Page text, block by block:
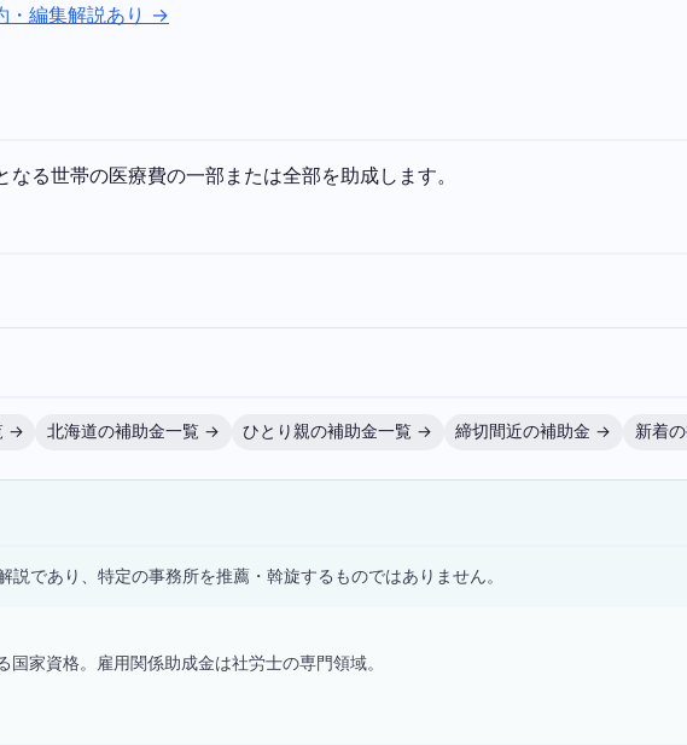
・編集解説あり →
る世帯の医療費の一部または全部を助成します。
→ 北海道の補助金一覧 → ひとり親の補助金一覧 → 締切間近の補助金 → 新着
であり、特定の事務所を推薦・斡旋するものではありません。
家資格。雇用関係助成金は社労士の専門領域。